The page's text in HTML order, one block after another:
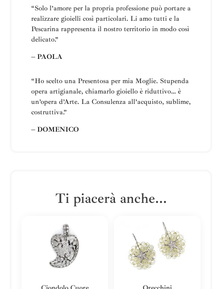
“Solo l’amore per la propria professione può portare a
realizzare gioielli così particolari. Li amo tutti e la
Pescarina rappresenta il nostro territorio in modo così
delicato.”
– PAOLA
“Ho scelto una Presentosa per mia Moglie. Stupenda
opera artigianale, chiamarlo gioiello è riduttivo… è
un’opera d’Arte. La Consulenza all’acquisto, sublime,
costruttiva.”
– DOMENICO
Ti piacerà anche...